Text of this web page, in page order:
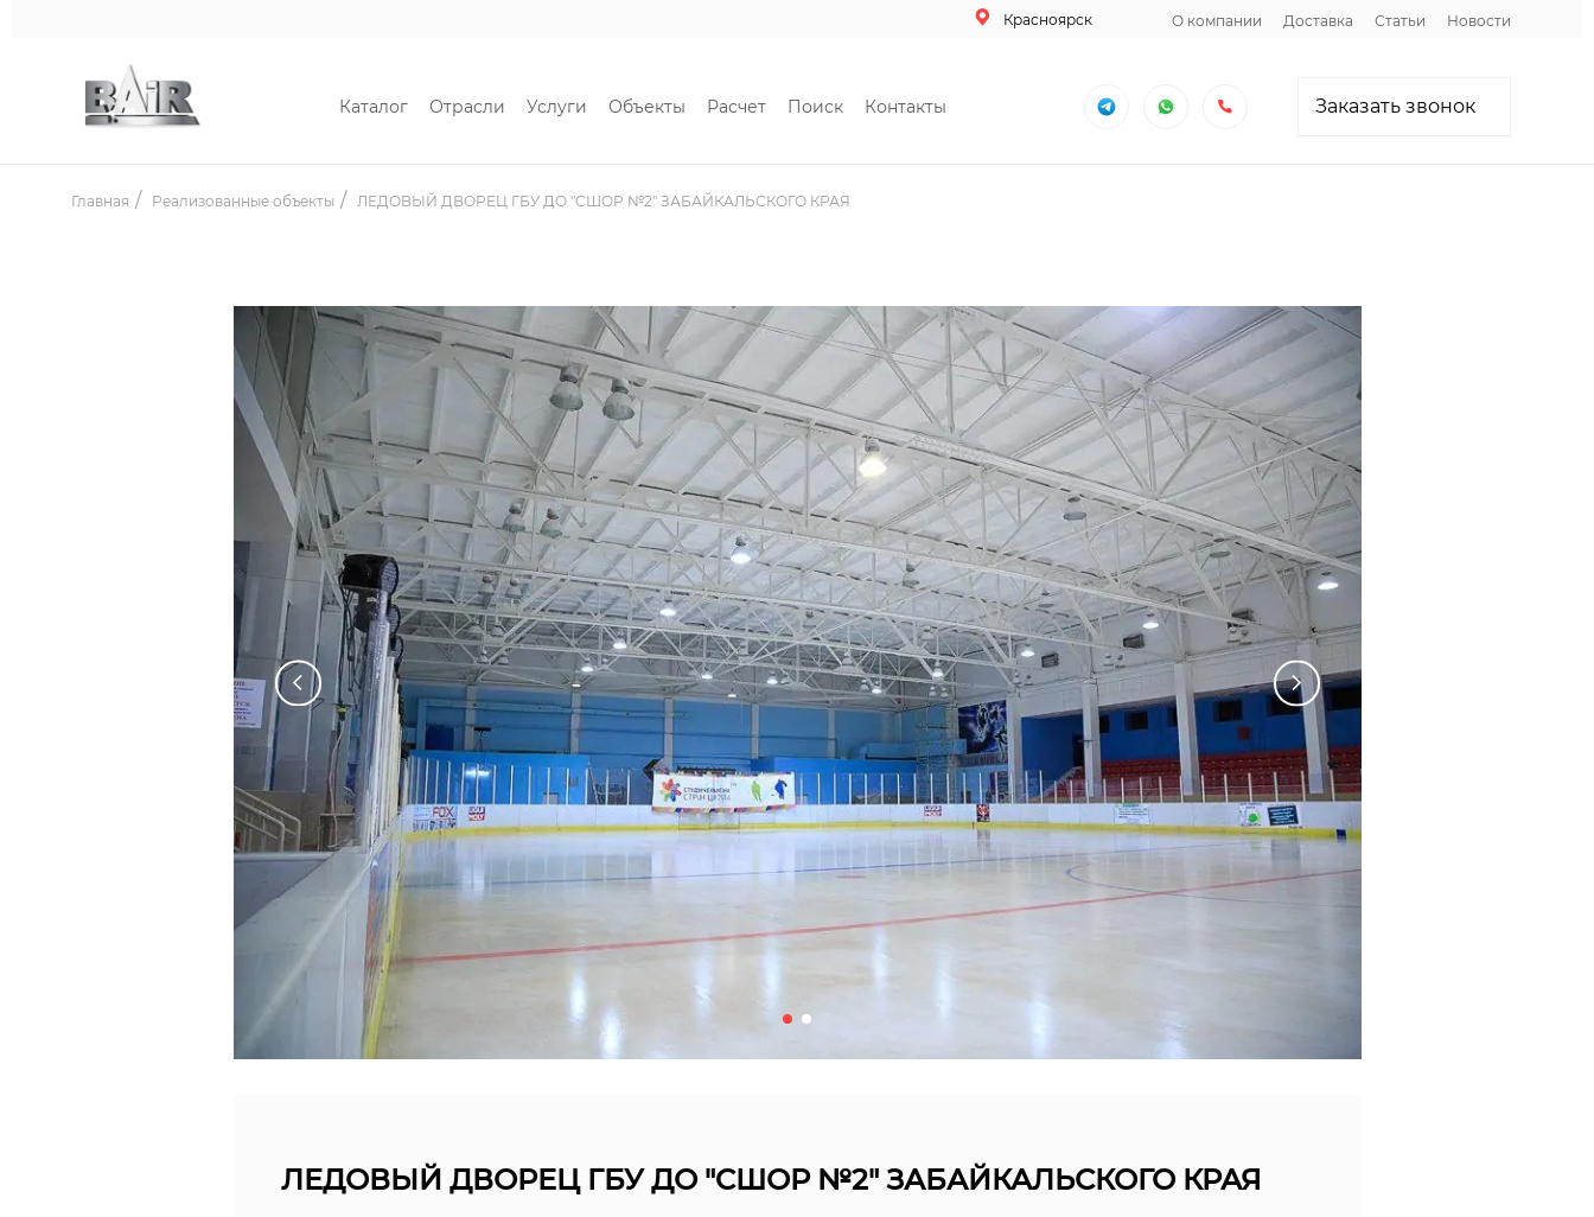
О компании Доставка Статьи Новости
Красноярск
Каталог Отрасли Услуги Объекты Расчет Поиск Контакты Заказать звонок
Главная Реализованные объекты ЛЕДОВЫЙ ДВОРЕЦ ГБУ ДО "CШОР №2" ЗАБАЙКАЛЬСКОГО КРАЯ
ЛЕДОВЫЙ ДВОРЕЦ ГБУ ДО "CШОР №2" ЗАБАЙКАЛЬСКОГО КРАЯ